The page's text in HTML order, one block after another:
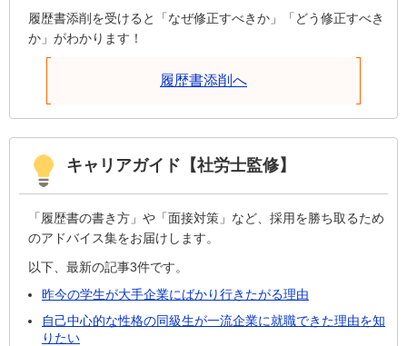
履歴書添削を受けると「なぜ修正すべきか」「どう修正すべき
か」がわかります！
履歴書添削へ
キャリアガイド【社労士監修】
「履歴書の書き方」や「面接対策」など、採用を勝ち取るため
のアドバイス集をお届けします。
以下、最新の記事3件です。
昨今の学生が大手企業にばかり行きたがる理由
自己中心的な性格の同級生が一流企業に就職できた理由を知
りたい